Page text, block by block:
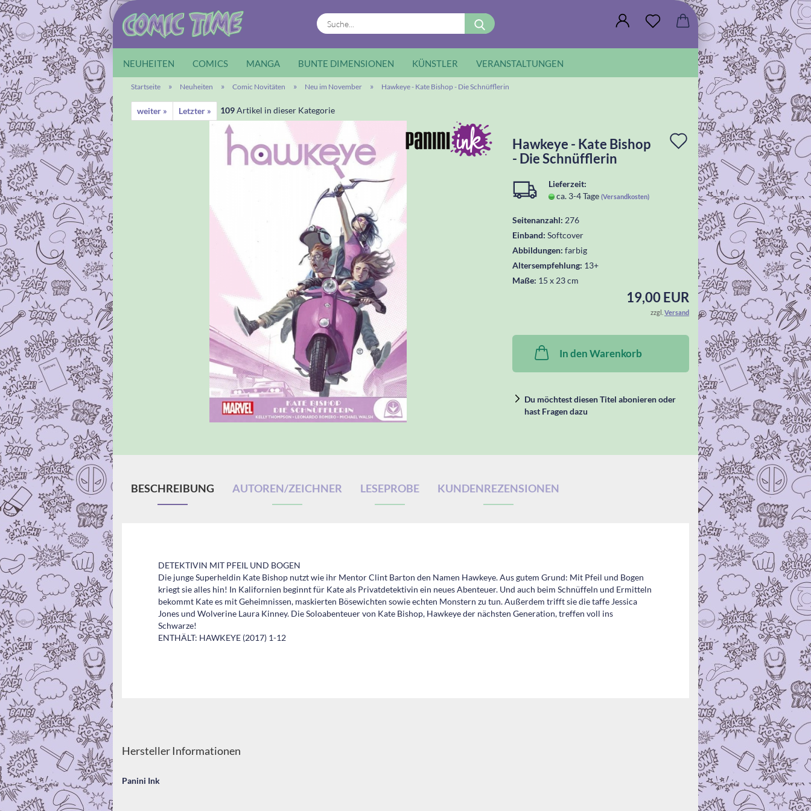
Suche...
NEUHEITEN COMICS MANGA BUNTE DIMENSIONEN KÜNSTLER VERANSTALTUNGEN
Startseite » Neuheiten » Comic Novitäten » Neu im November » Hawkeye - Kate Bishop - Die Schnüfflerin
weiter » Letzter » 109Artikel in dieser Kategorie
In
die
Wunschliste
legen
Hawkeye - Kate Bishop
- Die Schnüfflerin
Lieferzeit:
ca. 3-4 Tage (Versandkosten)
Seitenanzahl: 276
Einband: Softcover
Abbildungen: farbig
Altersempfehlung: 13+
Maße: 15 x 23 cm
19,00 EUR
zzgl. Versand
In den Warenkorb
Du möchtest diesen Titel abonieren oder
hast Fragen dazu
BESCHREIBUNG AUTOREN/ZEICHNER LESEPROBE KUNDENREZENSIONEN
DETEKTIVIN MIT PFEIL UND BOGEN
Die junge Superheldin Kate Bishop nutzt wie ihr Mentor Clint Barton den Namen Hawkeye. Aus gutem Grund: Mit Pfeil und Bogen
kriegt sie alles hin! In Kalifornien beginnt für Kate als Privatdetektivin ein neues Abenteuer. Und auch beim Schnüffeln und Ermitteln
bekommt Kate es mit Geheimnissen, maskierten Bösewichten sowie echten Monstern zu tun. Außerdem trifft sie die taffe Jessica
Jones und Wolverine Laura Kinney. Die Soloabenteuer von Kate Bishop, Hawkeye der nächsten Generation, treffen voll ins
Schwarze!
ENTHÄLT: HAWKEYE (2017) 1-12
Hersteller Informationen
Panini Ink